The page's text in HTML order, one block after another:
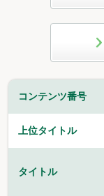
コンテンツ番号
上位タイトル
タイトル